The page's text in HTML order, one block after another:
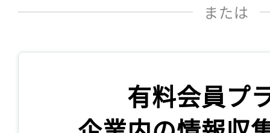
または
有料会員プ